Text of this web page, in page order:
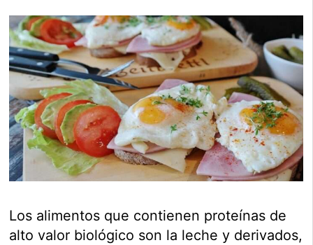
Los alimentos que contienen proteínas de
alto valor biológico son la leche y derivados,